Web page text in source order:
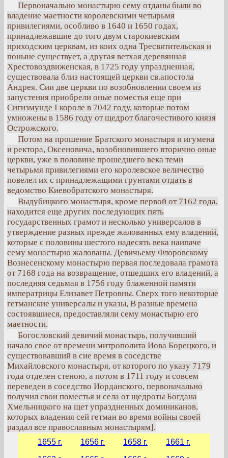
Первоначально монастырю сему отданы были во
владение маетности королевскими четырьмя
привилегиями, особливо в 1640 и 1650 годах,
принадлежавшие до того двум старокиевским
приходским церквам, из коих одна Тресвятительская и
поныне существует, а другая ветхая деревянная
Хрестовоздвиженская, в 1725 году упраздненная,
существовала близ настоящей церкви св.апостола
Андрея. Сии две церкви по возобновлении своем из
запустения приобрели оные поместья еще при
Сигизмунде I короле в 7042 году, которые потом
умножены в 1586 году от щедрот благочестивого князя
Острожского.
Потом на прошение Братского монастыря и игумена
и ректора, Оксеновича, возобновившего вторично оные
церкви, уже в половине прошедшего века теми
четырьмя привилегиями его королевское величество
повелел их с принадлежащими грунтами отдать в
ведомство Киевобратского монастыря.
Выдубицкого монастыря, кроме первой от 7162 года,
находится еще других последующих пять
государственных грамот и несколько универсалов в
утверждение разных прежде жалованных ему владений,
которые с половины шестого надесять века наипаче
сему монастырю жалованы. Девичьему Флоровскому
Вознесенскому монастырю первая последовала грамота
от 7168 года на возвращение, отшедших его владений, а
последняя седьмая в 1756 году блаженной памяти
императрицы Елизавет Петровны. Сверх того некоторые
гетманские универсалы и указы, В разные времена
состоявшиеся, предоставляли сему монастырю его
маетности.
Богословский девичий монастырь, получивший
начало свое от времени митрополита Иова Борецкого, и
существовавший в сие время в соседстве
Михайловского монастыря, от которого по указу 7179
года отделен стеною, а потом в 1711 году и совсем
переведен в соседство Иорданского, первоначально
получил свои поместья и села от щедроты Богдана
Хмельницкого на щет упраздненных доминиканов,
которых владения сей гетман во время войны своей
раздал все православным монастырям].
1655 г. 1656 г. 1658 г.
1661 г.